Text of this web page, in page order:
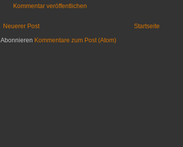
Kommentar veröffentlichen
Neuerer Post
Startseite
Abonnieren Kommentare zum Post (Atom)